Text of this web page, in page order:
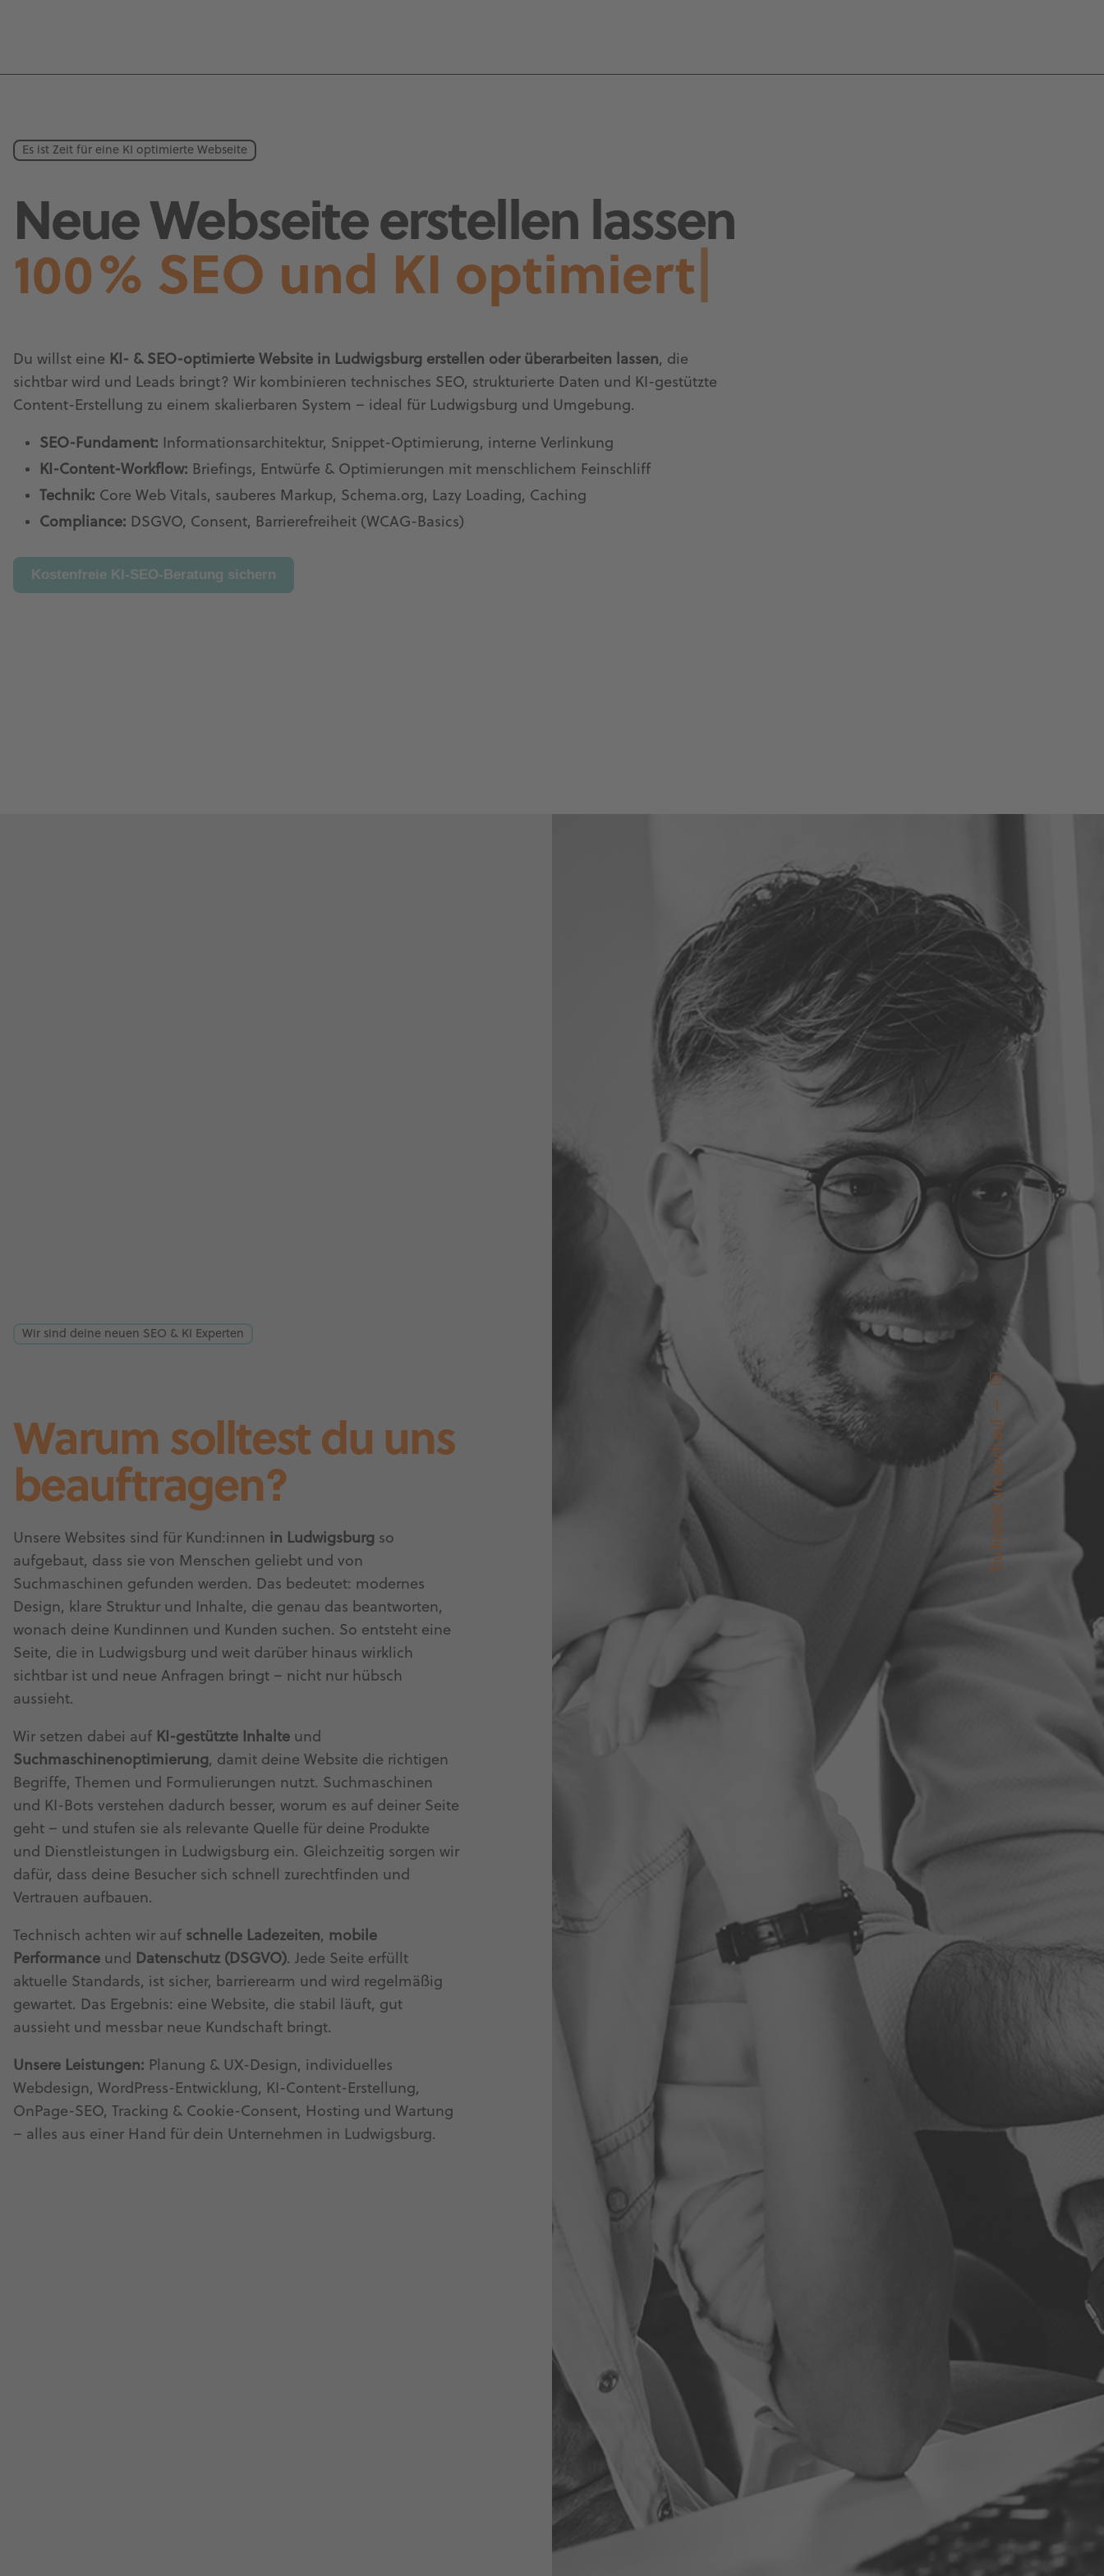
Du findest uns auch auf
Es ist Zeit für eine KI optimierte Webseite
Neue Webseite erstellen lassen
100% SEO und KI optimiert
Du willst eine KI- & SEO-optimierte Website in Ludwigsburg erstellen oder überarbeiten lassen, die
sichtbar wird und Leads bringt? Wir kombinieren technisches SEO, strukturierte Daten und KI-gestützte
Content-Erstellung zu einem skalierbaren System – ideal für Ludwigsburg und Umgebung.
SEO-Fundament: Informationsarchitektur, Snippet-Optimierung, interne Verlinkung
KI-Content-Workflow: Briefings, Entwürfe & Optimierungen mit menschlichem Feinschliff
Technik: Core Web Vitals, sauberes Markup, Schema.org, Lazy Loading, Caching
Compliance: DSGVO, Consent, Barrierefreiheit (WCAG-Basics)
Kostenfreie KI-SEO-Beratung sichern
Wir sind deine neuen SEO & KI Experten
Warum solltest du uns
beauftragen?
Unsere Websites sind für Kund:innen in Ludwigsburg so
aufgebaut, dass sie von Menschen geliebt und von
Suchmaschinen gefunden werden. Das bedeutet: modernes
Design, klare Struktur und Inhalte, die genau das beantworten,
wonach deine Kundinnen und Kunden suchen. So entsteht eine
Seite, die in Ludwigsburg und weit darüber hinaus wirklich
sichtbar ist und neue Anfragen bringt – nicht nur hübsch
aussieht.
Wir setzen dabei auf KI-gestützte Inhalte und
Suchmaschinenoptimierung, damit deine Website die richtigen
Begriffe, Themen und Formulierungen nutzt. Suchmaschinen
und KI-Bots verstehen dadurch besser, worum es auf deiner Seite
geht – und stufen sie als relevante Quelle für deine Produkte
und Dienstleistungen in Ludwigsburg ein. Gleichzeitig sorgen wir
dafür, dass deine Besucher sich schnell zurechtfinden und
Vertrauen aufbauen.
Technisch achten wir auf schnelle Ladezeiten, mobile
Performance und Datenschutz (DSGVO). Jede Seite erfüllt
aktuelle Standards, ist sicher, barrierearm und wird regelmäßig
gewartet. Das Ergebnis: eine Website, die stabil läuft, gut
aussieht und messbar neue Kundschaft bringt.
Unsere Leistungen: Planung & UX-Design, individuelles
Webdesign, WordPress-Entwicklung, KI-Content-Erstellung,
OnPage-SEO, Tracking & Cookie-Consent, Hosting und Wartung
– alles aus einer Hand für dein Unternehmen in Ludwigsburg.